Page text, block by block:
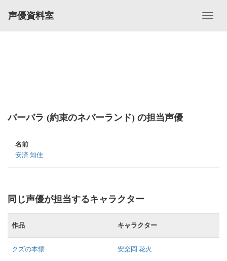
声優資料室
バーバラ (約束のネバーランド) の担当声優
名前
安済 知佳
同じ声優が担当するキャラクター
作品 キャラクター
クズの本懐 安楽岡 花火